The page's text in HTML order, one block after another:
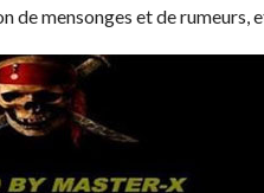
mensonges et de rumeurs,